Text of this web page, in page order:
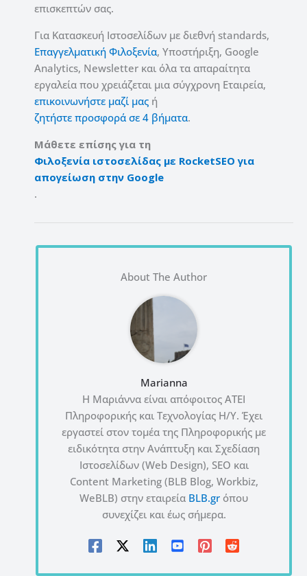
επισκεπτών σας.
Για Κατασκευή Ιστοσελίδων με διεθνή standards,
Επαγγελματική Φιλοξενία, Υποστήριξη, Google
Analytics, Newsletter και όλα τα απαραίτητα
εργαλεία που χρειάζεται μια σύγχρονη Εταιρεία,
επικοινωνήστε μαζί μας ή
ζητήστε προσφορά σε 4 βήματα.
Μάθετε επίσης για τη
Φιλοξενία ιστοσελίδας με RocketSEO για
απογείωση στην Google
.
About The Author
Marianna
Η Μαριάννα είναι απόφοιτος ΑΤΕΙ
Πληροφορικής και Τεχνολογίας Η/Υ. Έχει
εργαστεί στον τομέα της Πληροφορικής με
ειδικότητα στην Ανάπτυξη και Σχεδίαση
Ιστοσελίδων (Web Design), SEO και
Content Marketing (BLB Blog, Workbiz,
WeBLB) στην εταιρεία BLB.gr όπου
συνεχίζει και έως σήμερα.